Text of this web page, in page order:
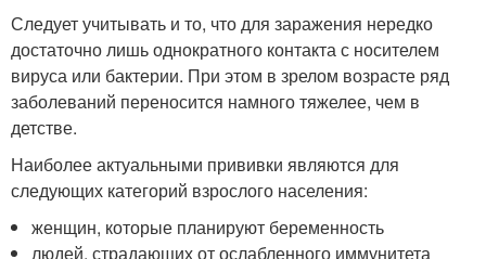
Следует учитывать и то, что для заражения нередко
достаточно лишь однократного контакта с носителем
вируса или бактерии. При этом в зрелом возрасте ряд
заболеваний переносится намного тяжелее, чем в
детстве.
Наиболее актуальными прививки являются для
следующих категорий взрослого населения:
женщин, которые планируют беременность
людей, страдающих от ослабленного иммунитета